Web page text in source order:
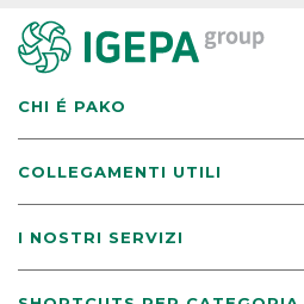
CHI É PAKO
COLLEGAMENTI UTILI
I NOSTRI SERVIZI